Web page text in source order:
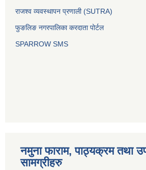
राजश्व व्यवस्थापन प्रणाली (SUTRA)
फुङलिङ नगरपालिका करदाता पोर्टल
SPARROW SMS
नमुना फाराम, पाठ्यक्रम तथा
सामग्रीहरु